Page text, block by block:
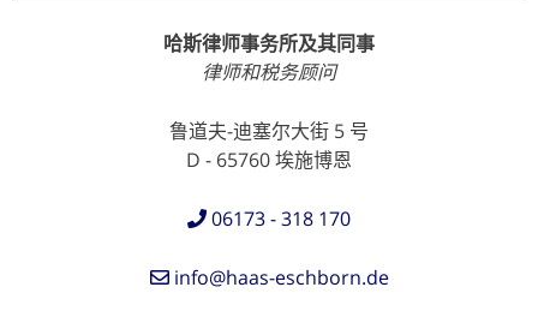
哈斯律师事务所及其同事
律师和税务顾问
鲁道夫-迪塞尔大街 5 号
D - 65760 埃施博恩
06173 - 318 170
info@haas-eschborn.de